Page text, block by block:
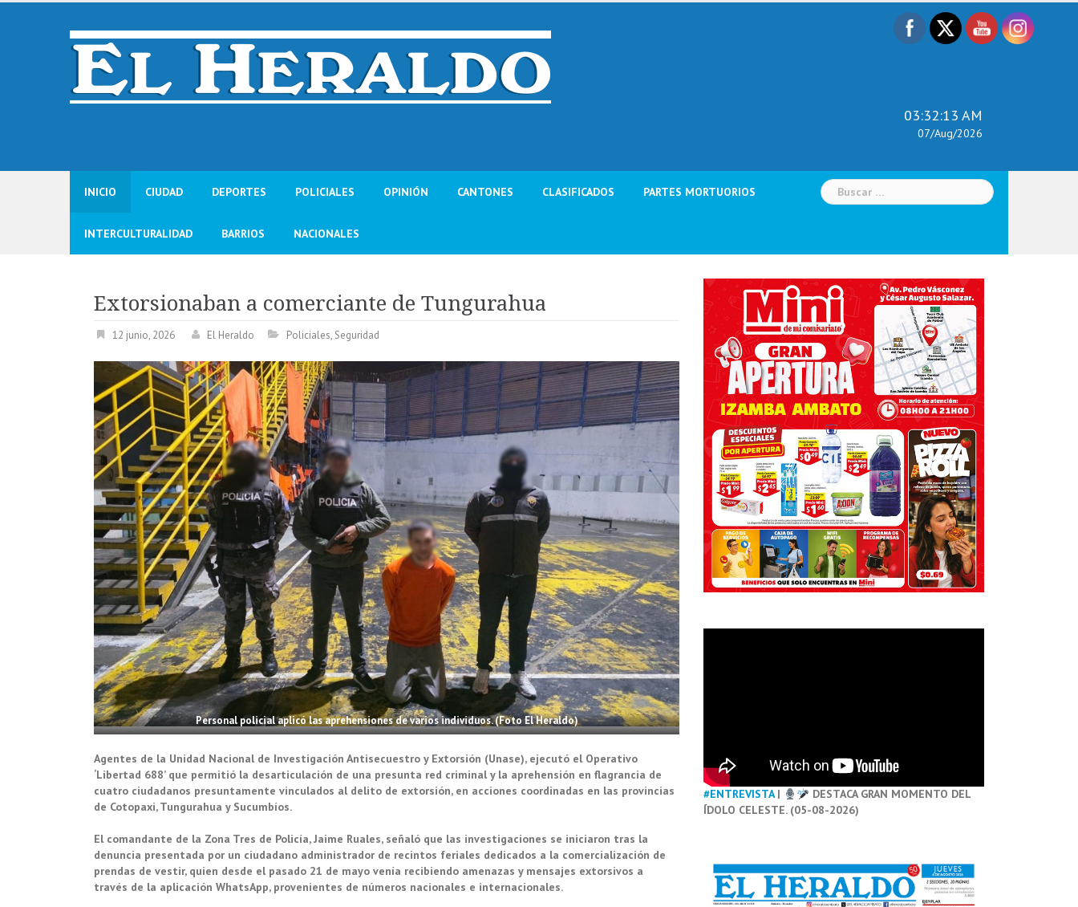
Skip
03:32:15 AM
07/Aug/2026
INICIO CIUDAD DEPORTES POLICIALES OPINIÓN CANTONES CLASIFICADOS PARTES MORTUORIOS
INTERCULTURALIDAD BARRIOS NACIONALES
Buscar:
Extorsionaban a comerciante de Tungurahua
12 junio, 2026 El Heraldo Policiales, Seguridad
Personal policial aplicó las aprehensiones de varios individuos. (Foto El Heraldo)
Agentes de la Unidad Nacional de Investigación Antisecuestro y Extorsión (Unase), ejecutó el Operativo
‘Libertad 688’ que permitió la desarticulación de una presunta red criminal y la aprehensión en flagrancia de
cuatro ciudadanos presuntamente vinculados al delito de extorsión, en acciones coordinadas en las provincias
de Cotopaxi, Tungurahua y Sucumbíos.
El comandante de la Zona Tres de Policía, Jaime Ruales, señaló que las investigaciones se iniciaron tras la
denuncia presentada por un ciudadano administrador de recintos feriales dedicados a la comercialización de
prendas de vestir, quien desde el pasado 21 de mayo venía recibiendo amenazas y mensajes extorsivos a
través de la aplicación WhatsApp, provenientes de números nacionales e internacionales.
#ENTREVISTA|
DESTACA GRAN MOMENTO DEL
ÍDOLO CELESTE. (05-08-2026)